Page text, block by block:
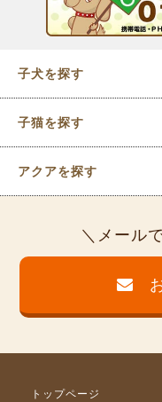
子犬を探す
子猫を探す
アクアを探す
メール
トップページ